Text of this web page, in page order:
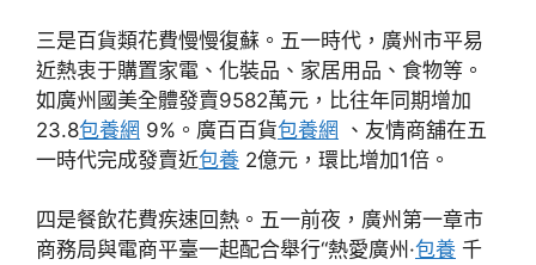
三是百貨類花費慢慢復蘇。五一時代，廣州市平易
近熱衷于購置家電、化裝品、家居用品、食物等。
如廣州國美全體發賣9582萬元，比往年同期增加
23.8包養網 9%。廣百百貨包養網 、友情商舖在五
一時代完成發賣近包養 2億元，環比增加1倍。
四是餐飲花費疾速回熱。五一前夜，廣州第一章市
商務局與電商平臺一起配合舉行“熱愛廣州·包養 千